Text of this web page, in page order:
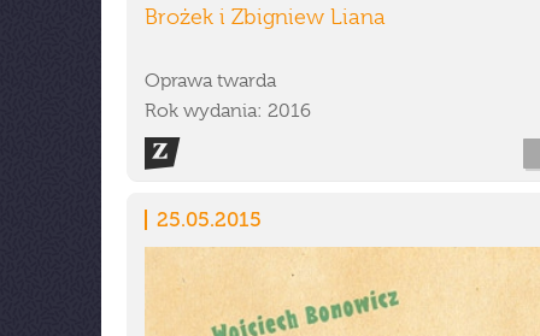
Brożek i Zbigniew Liana
Oprawa twarda
Rok wydania: 2016
25.05.2015